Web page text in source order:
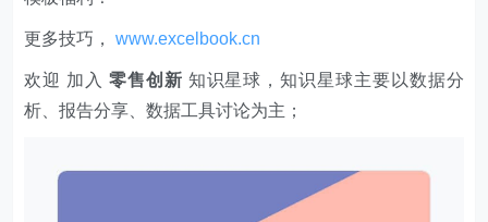
更多技巧，www.excelbook.cn
欢迎 加入 零售创新 知识星球，知识星球主要以数据分
析、报告分享、数据工具讨论为主；